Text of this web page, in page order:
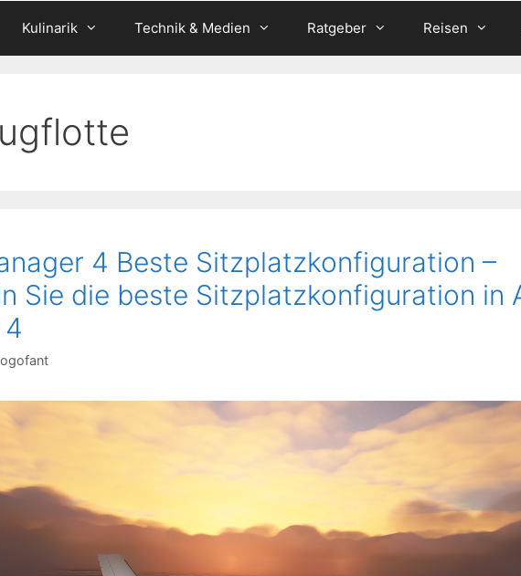
Kulinarik Technik & Medien Ratgeber Reisen
4 Beste Sitzplatzkonfiguration –
Sie die beste Sitzplatzkonfiguration in